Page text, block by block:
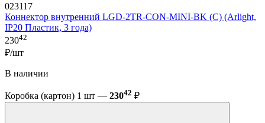
023117
Коннектор внутренний LGD-2TR-CON-MINI-BK (C) (Arlight,
IP20 Пластик, 3 года)
23042
₽/шт
В наличии
Коробка (картон) 1 шт — 23042 ₽